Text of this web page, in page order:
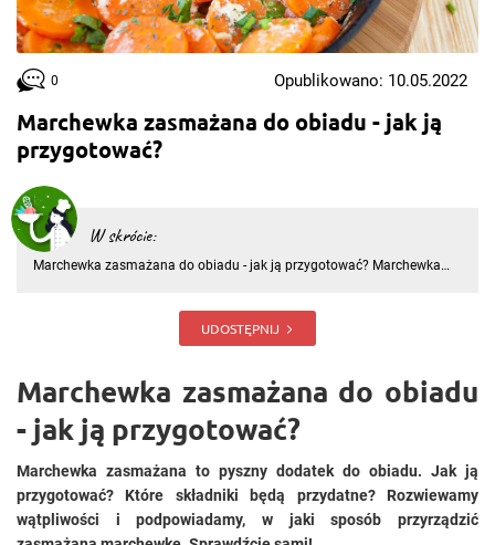
Marchewka zasmażana do obiadu - jak ją
przygotować?
W skrócie:
Marchewka zasmażana do obiadu - jak ją przygotować? Marchewka
w jaki sposób przyrządzić zasmażaną marchewkę. Sprawdźcie sami
UDOSTĘPNIJ
0 Opublikowano: 10.05.2022
Marchewka zasmażana do obiadu
- jak ją przygotować?
Marchewka zasmażana to pyszny dodatek do obiadu. Jak ją
przygotować? Które składniki będą przydatne? Rozwiewamy
wątpliwości i podpowiadamy, w jaki sposób przyrządzić